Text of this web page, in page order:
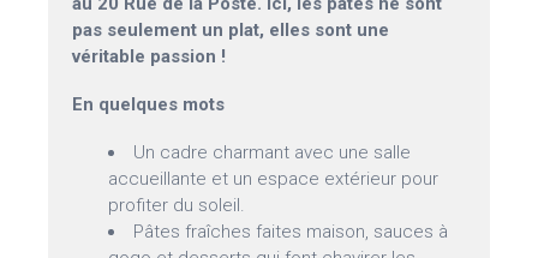
pas seulement un plat, elles sont une
véritable passion !
En quelques mots
Un cadre charmant avec une salle
accueillante et un espace extérieur pour
profiter du soleil.
Pâtes fraîches faites maison, sauces à